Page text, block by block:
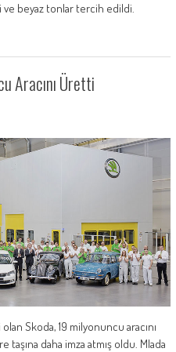
ve beyaz tonlar tercih edildi.
Aracını Üretti
Skoda, 19 milyonuncu aracını
daha imza atmış oldu. Mlada